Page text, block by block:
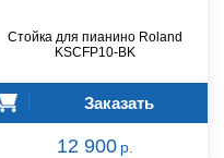
Стойка для пианино Roland
KSCFP10-BK
Заказать
12 900 р.